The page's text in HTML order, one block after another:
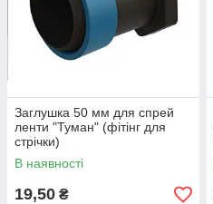
Заглушка 50 мм для спрей
ленти "Туман" (фітінг для
стрічки)
В наявності
19,50 ₴